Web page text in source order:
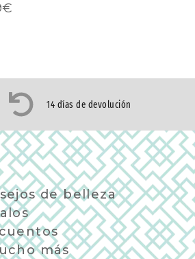
€
14 días de devolución
de belleza
más